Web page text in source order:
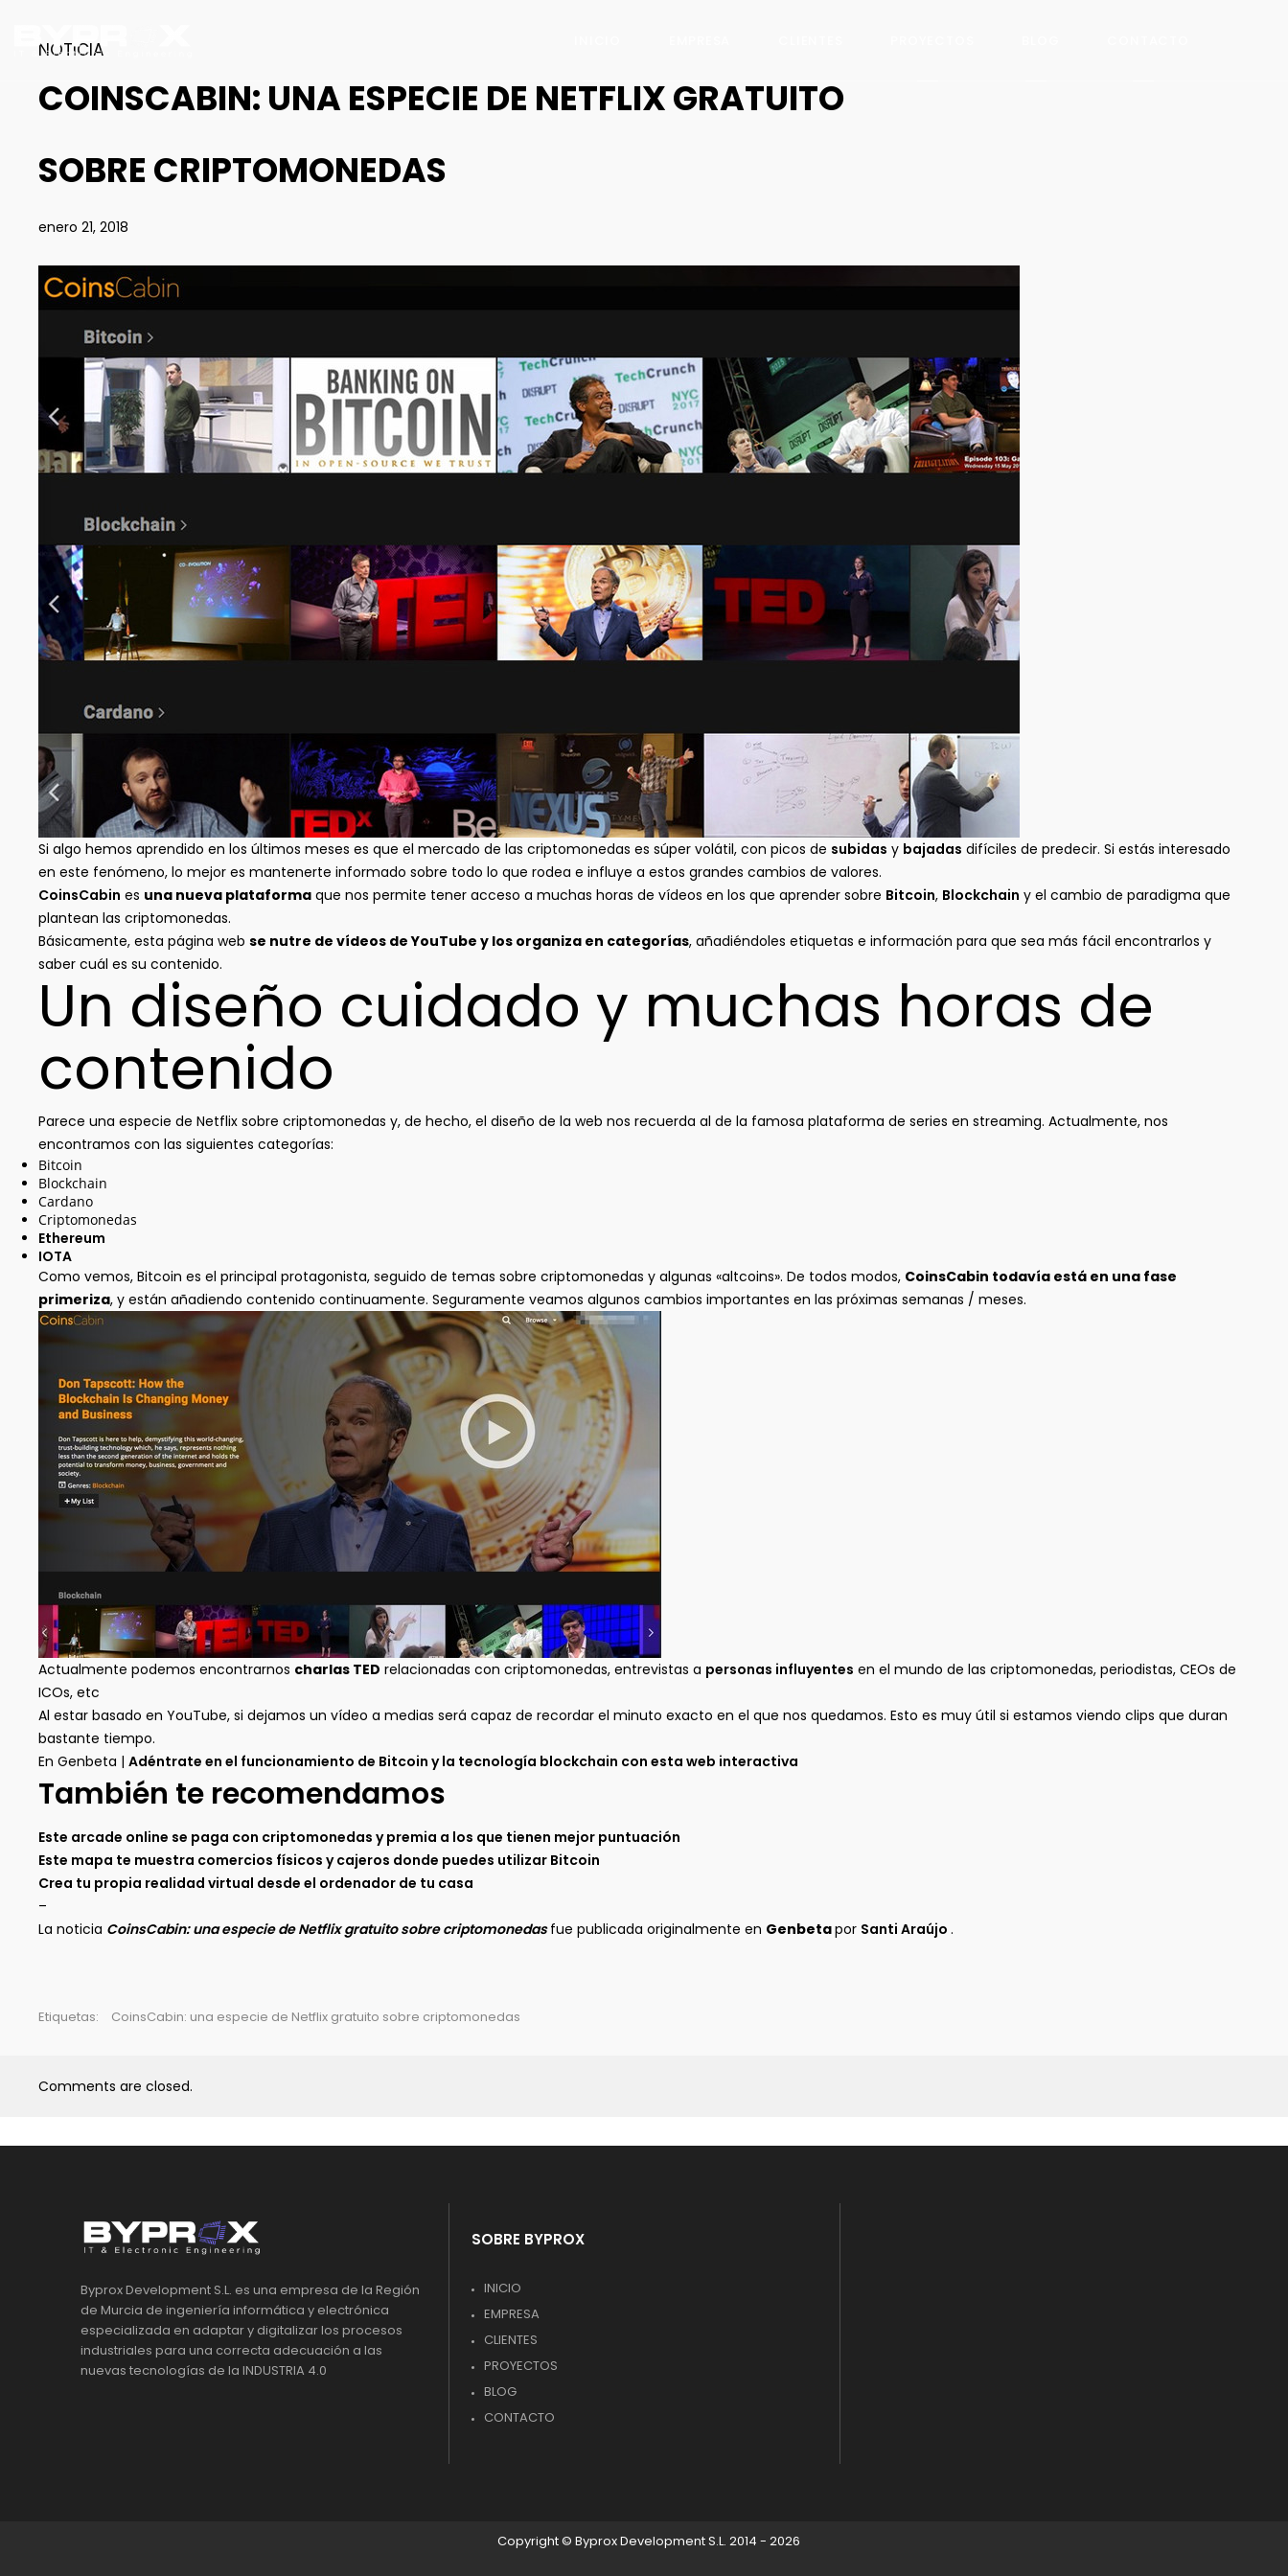
NOTICIA
COINSCABIN: UNA ESPECIE DE NETFLIX GRATUITO
SOBRE CRIPTOMONEDAS
enero 21, 2018
Si algo hemos aprendido en los últimos meses es que el mercado de las criptomonedas es súper volátil, con picos de subidas y bajadas difíciles de predecir. Si estás interesado
en este fenómeno, lo mejor es mantenerte informado sobre todo lo que rodea e influye a estos grandes cambios de valores.
CoinsCabin es una nueva plataforma que nos permite tener acceso a muchas horas de vídeos en los que aprender sobre Bitcoin, Blockchain y el cambio de paradigma que
plantean las criptomonedas.
Básicamente, esta página web se nutre de vídeos de YouTube y los organiza en categorías, añadiéndoles etiquetas e información para que sea más fácil encontrarlos y
saber cuál es su contenido.
Un diseño cuidado y muchas horas de
contenido
Parece una especie de Netflix sobre criptomonedas y, de hecho, el diseño de la web nos recuerda al de la famosa plataforma de series en streaming. Actualmente, nos
encontramos con las siguientes categorías:
Bitcoin
Blockchain
Cardano
Criptomonedas
Ethereum
IOTA
Como vemos, Bitcoin es el principal protagonista, seguido de temas sobre criptomonedas y algunas «altcoins». De todos modos, CoinsCabin todavía está en una fase
primeriza, y están añadiendo contenido continuamente. Seguramente veamos algunos cambios importantes en las próximas semanas / meses.
Actualmente podemos encontrarnos charlas TED relacionadas con criptomonedas, entrevistas a personas influyentes en el mundo de las criptomonedas, periodistas, CEOs de
ICOs, etc
Al estar basado en YouTube, si dejamos un vídeo a medias será capaz de recordar el minuto exacto en el que nos quedamos. Esto es muy útil si estamos viendo clips que duran
bastante tiempo.
En Genbeta | Adéntrate en el funcionamiento de Bitcoin y la tecnología blockchain con esta web interactiva
También te recomendamos
Este arcade online se paga con criptomonedas y premia a los que tienen mejor puntuación
Este mapa te muestra comercios físicos y cajeros donde puedes utilizar Bitcoin
Crea tu propia realidad virtual desde el ordenador de tu casa
–
La noticia CoinsCabin: una especie de Netflix gratuito sobre criptomonedasfue publicada originalmente en Genbetapor Santi Araújo .
Etiquetas: CoinsCabin: una especie de Netflix gratuito sobre criptomonedas
Comments are closed.
Byprox Development S.L. es una empresa de la Región
de Murcia de ingeniería informática y electrónica
especializada en adaptar y digitalizar los procesos
industriales para una correcta adecuación a las
nuevas tecnologías de la INDUSTRIA 4.0
SOBRE BYPROX
INICIO
EMPRESA
CLIENTES
PROYECTOS
BLOG
CONTACTO
Copyright © Byprox Development S.L. 2014 - 2026